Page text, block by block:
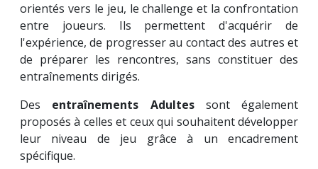
orientés vers le jeu, le challenge et la confrontation
entre joueurs. Ils permettent d'acquérir de
l'expérience, de progresser au contact des autres et
de préparer les rencontres, sans constituer des
entraînements dirigés.
Des entraînements Adultessont également
proposés à celles et ceux qui souhaitent développer
leur niveau de jeu grâce à un encadrement
spécifique.